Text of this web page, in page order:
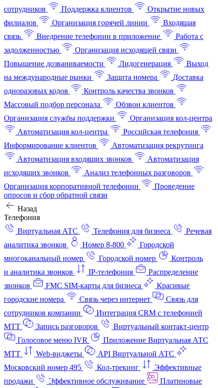
сотрудников
Поддержка клиентов
Открытие новых
филиалов
Организация горячей линии
Входящая
связь
Внедрение телефонии в приложение
Работа с
задолженностью
Организация исходящей связи
Повышение дозваниваемости
Лидогенерация
Выход
на международные рынки
Защита номера
Доставка
одноразовых кодов
Контроль качества звонков
Массовый подбор персонала
Обзвон клиентов
Организация службы поддержки
Организация кол-центра
Автоматизация кол-центра
Российская телефония
Информирование клиентов
Автоматизация рекрутинга
Автоматизация входящих звонков
Автоматизация
исходящих звонков
Анализ телефонных разговоров
Организация корпоративной телефонии
Проведение
опросов и сбор обратной связи
Назад
Телефония
Виртуальная АТС
Телефония для бизнеса
Речевая
аналитика звонков
Номер 8-800
Городской
многоканальный номер
Городской номер
Контроль
и аналитика звонков
IP-телефония
Распределение
звонков
FMC SIM-карты для бизнеса
Красивые
городские номера
Связь через интернет
Связь для
сотрудников компании
Интеграция CRM с телефонией
МТТ
Запись разговоров
Виртуальный контакт‑центр
Голосовое меню IVR
Приложение Виртуальная АТС
МТТ
Web-виджеты
API Виртуальной АТС
Московский номер 495
Кол-трекинг
Эффективные
продажи
Эффективное обслуживание
Платиновые